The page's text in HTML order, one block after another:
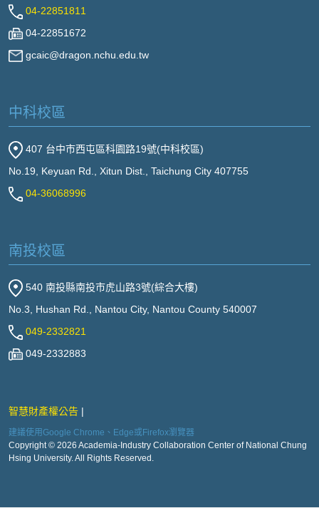
04-22851811
04-22851672
gcaic@dragon.nchu.edu.tw
中科校區
407 台中市西屯區科園路19號(中科校區)
No.19, Keyuan Rd., Xitun Dist., Taichung City 407755
04-36068996
南投校區
540 南投縣南投市虎山路3號(綜合大樓)
No.3, Hushan Rd., Nantou City, Nantou County 540007
049-2332821
049-2332883
智慧財產權公告
建議使用Google Chrome、Edge或Firefox瀏覽器
Copyright © 2026 Academia-Industry Collaboration Center of National Chung
Hsing University. All Rights Reserved.